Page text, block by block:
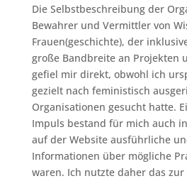
Die Selbstbeschreibung der
Bewahrer und Vermittler von
Frauen(geschichte), der
große Bandbreite an Projekten
gefiel mir direkt, obwohl ich
gezielt nach feministisch
Organisationen gesucht hatte.
Impuls bestand für mich auch
auf der Website ausführliche
Informationen über mögliche
waren. Ich nutzte daher das